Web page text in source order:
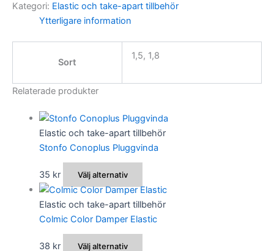
Elastic
mängd
Kategori: Elastic och take-apart tillbehör
Ytterligare information
Sort
1,5, 1,8
Relaterade produkter
Elastic och take-apart tillbehör
Stonfo Conoplus Pluggvinda
35 kr Välj alternativ
här
produkten
har
flera
Elastic och take-apart tillbehör
Colmic Color Damper Elastic
38 kr Välj alternativ